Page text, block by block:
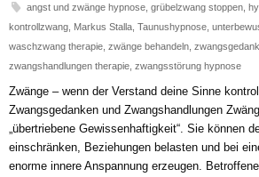
angst und zwänge hypnose, grübelzwang stoppen,
kontrollzwang Markus Stalla Taunushypnose
waschzwang therapie zwänge behandeln
zwangshandlungen therapie zwangsstörung hypnose
Zwänge – wenn der Verstand deine Sinne
Zwangsgedanken und Zwangshandlungen
„übertriebene Gewissenhaftigkeit“. Sie können
einschränken, Beziehungen belasten und bei
enorme innere Anspannung erzeugen.